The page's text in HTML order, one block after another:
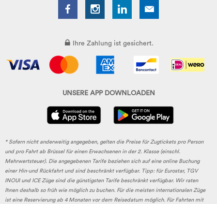
Ihre Zahlung ist gesichert.
UNSERE APP DOWNLOADEN
* Sofern nicht anderweitig angegeben, gelten die Preise für Zugtickets pro Person
und pro Fahrt ab Brüssel für einen Erwachsenen in der 2. Klasse (einschl.
Mehrwertsteuer). Die angegebenen Tarife beziehen sich auf eine online Buchung
einer Hin-und Rückfahrt und sind beschränkt verfügbar. Tipp: für Eurostar, TGV
INOUI und ICE Züge sind die günstigsten Tarife beschränkt verfügbar. Wir raten
Ihnen deshalb so früh wie möglich zu buchen. Für die meisten internationalen Züge
ist eine Reservierung ab 4 Monaten vor dem Reisedatum möglich. Für Fahrten mit